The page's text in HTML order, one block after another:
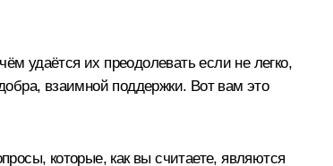
удаётся их преодолевать если не легко,
взаимной поддержки. Вот вам это
которые, как вы считаете, являются